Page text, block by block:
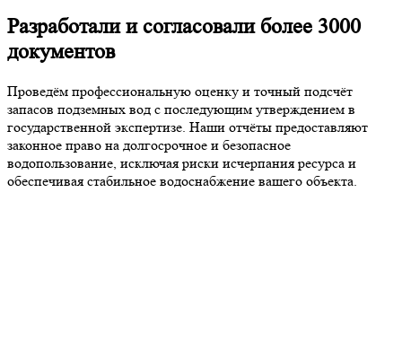
Разработали и согласовали более 3000
документов
Проведём профессиональную оценку и точный подсчёт
запасов подземных вод с последующим утверждением в
государственной экспертизе. Наши отчёты предоставляют
законное право на долгосрочное и безопасное
водопользование, исключая риски исчерпания ресурса и
обеспечивая стабильное водоснабжение вашего объекта.